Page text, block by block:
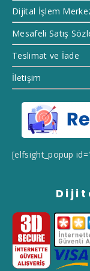
Dijital İşlem
Mesafeli Satış
Teslimat ve İade
İletişim
[elfsight_popup